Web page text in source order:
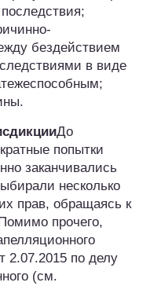
бездействием
в виде
До
попытки
заканчивались
несколько
прав, обращаясь к
прочего,
2.07.2015 по делу
(см.